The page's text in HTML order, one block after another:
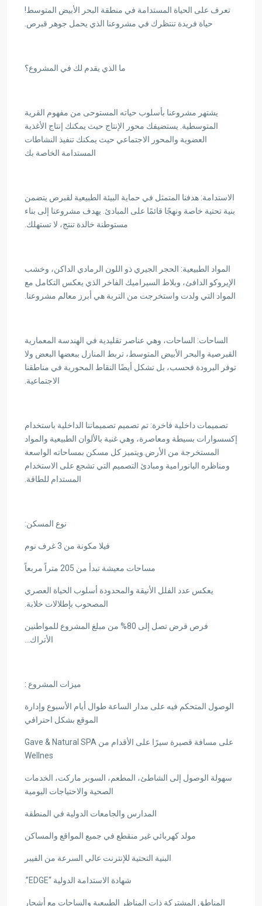
تعرف على الحياة المستدامة في منطقة البحر الأبيض المتوسط!
حياة فريدة تنتظرك في مشروعنا الذي يحمل جوهر قبرص.
ما الذي يقدم لك في المشروع؟
يشتهر مشروعنا بأسلوب حياته المستوحى من مفهوم القرية
المتوسطية. يستضيفك محور الإنتاج حيث يمكنك إنتاج الأغذية
العضوية والمحور الاجتماعي حيث يمكنك تنفيذ النشاطات
المستدامة الخاصة بك
الاستدامة: هدفنا المتمثل في حماية البيئة الطبيعية لقبرص يتضمن
بنية تحتية خاصة ونهجًا قائمًا على المبادئ. يهدف مشروعنا إلى بناء
مستوطنة خالدة تنتج، لا تستهلك.
المواد الطبيعية: الحجر الجيري ذو اللون الرمادي الداكن، وخشب
الإيروكو الدافئ، وبلاط السيراميك الفاخر الذي يعكس التكامل مع
المواد التي ولدت واستخرجت من التربة هي أبرز معالم مشروعنا.
الساحات: الساحات، وهي عناصر تقليدية في الهندسة المعمارية
القبرصية والبحر الأبيض المتوسط، تربط المنازل ببعضها البعض ولا
توفر البرودة فحسب، بل تشكل أيضًا النقاط المحورية في مناطقنا
الاجتماعية.
تصميمات داخلية فاخرة: تم تصميم تصميماتنا الداخلية باستخدام
إكسسوارات بسيطة ومعاصرة، وهي غنية بالألوان الطبيعية والمواد
المستخرجة من الأرض.ويتميز كل مسكن بمساحاته الواسعة
ومناظره البانورامية ومبادئ التصميم التي تشجع على الاستخدام
المستدام للطاقة.
نوع المسكن:
فيلا مكونة من 3 غرف نوم
مساحات معيشة تبدأ من 205 متراً مربعاً
يعكس عدد الفلل الأنيقة والمحدودة أسلوب الحياة العصري
المصحوب بإطلالات خلابة.
فرص قرض تصل إلى 80% من مبلغ المشروع للمواطنين
الأتراك…
ميزات المشروع :
الوصول المتحكم فيه على مدار الساعة طوال أيام الأسبوع وإدارة
الموقع بشكل احترافي
على مسافة قصيرة سيرًا على الأقدام من Gave & Natural SPA
Wellnes
سهولة الوصول إلى الشاطئ، المطعم، السوبر ماركت، الخدمات
الصحية والاحتياجات اليومية
المدارس والجامعات الدولية في المنطقة
مولد كهربائي غير منقطع في جميع المواقع والمساكن
البنية التحتية للإنترنت عالي السرعة من الفيبر
شهادة الاستدامة الدولية “EDGE”.
المناطق المشتركة ذات المناظر الطبيعية والساحات مع أشجار